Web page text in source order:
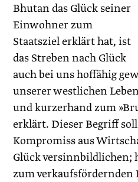
Bhutan das Glück seiner
Einwohner zum
Staatsziel erklärt hat, ist
das Streben nach Glück
auch bei uns hoffähig
unserer westlichen
und kurzerhand zum
erklärt. Dieser Begriff
Kompromiss aus
Glück versinnbildlichen;
zum